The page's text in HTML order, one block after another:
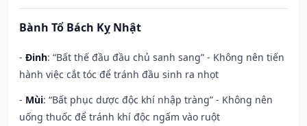
Bành Tổ Bách Kỵ Nhật
- Đinh: “Bất thế đầu đầu chủ sanh sang” - Không nên tiến
hành việc cắt tóc để tránh đầu sinh ra nhọt
- Mùi: “Bất phục dược độc khí nhập tràng” - Không nên
uống thuốc để tránh khí độc ngấm vào ruột